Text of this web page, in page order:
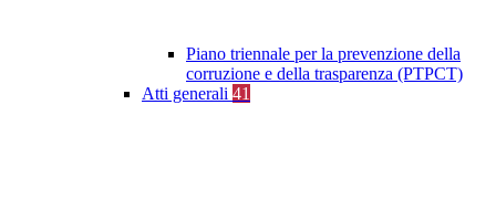
Piano triennale per la prevenzione della
corruzione e della trasparenza (PTPCT)
Atti generali 41